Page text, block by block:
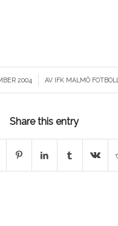
2004 AV IFK MALMÖ FOTBOLL
Share this entry